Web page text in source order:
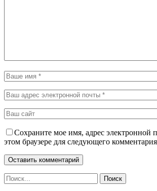
Сохраните мое имя, адрес электронной
этом браузере для следующего